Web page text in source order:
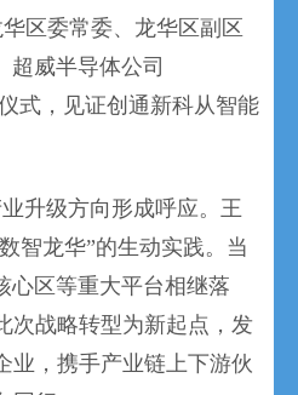
区委常委、龙华区副区
威半导体公司
式，见证创通新科从智能
升级方向形成呼应。王
智龙华”的生动实践。当
心区等重大平台相继落
次战略转型为新起点，发
业，携手产业链上下游伙